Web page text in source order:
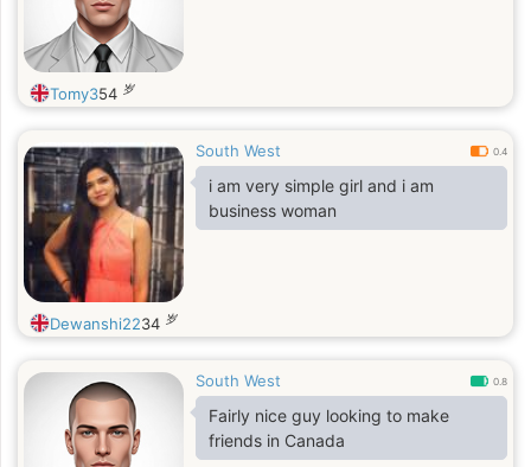
Tomy354 岁
South West 0.4
i am very simple girl and i am
business woman
Dewanshi2234 岁
South West 0.8
Fairly nice guy looking to make
friends in Canada